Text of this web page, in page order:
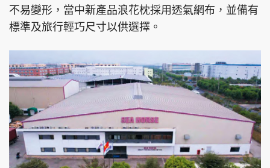
不易變形，當中新產品浪花枕採用透氣網布，並備有
標準及旅行輕巧尺寸以供選擇。